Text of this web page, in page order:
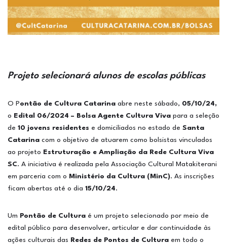
Projeto selecionará alunos de escolas públicas
O Pontão de Cultura Catarina abre neste sábado, 05/10/24,
o Edital 06/2024 – Bolsa Agente Cultura Viva para a seleção
de 10 jovens residentes e domiciliados no estado de Santa
Catarina com o objetivo de atuarem como bolsistas vinculados
ao projeto Estruturação e Ampliação da Rede Cultura Viva
SC. A iniciativa é realizada pela Associação Cultural Matakiterani
em parceria com o Ministério da Cultura (MinC). As inscrições
ficam abertas até o dia 15/10/24.
Um Pontão de Cultura é um projeto selecionado por meio de
edital público para desenvolver, articular e dar continuidade às
ações culturais das Redes de Pontos de Cultura em todo o